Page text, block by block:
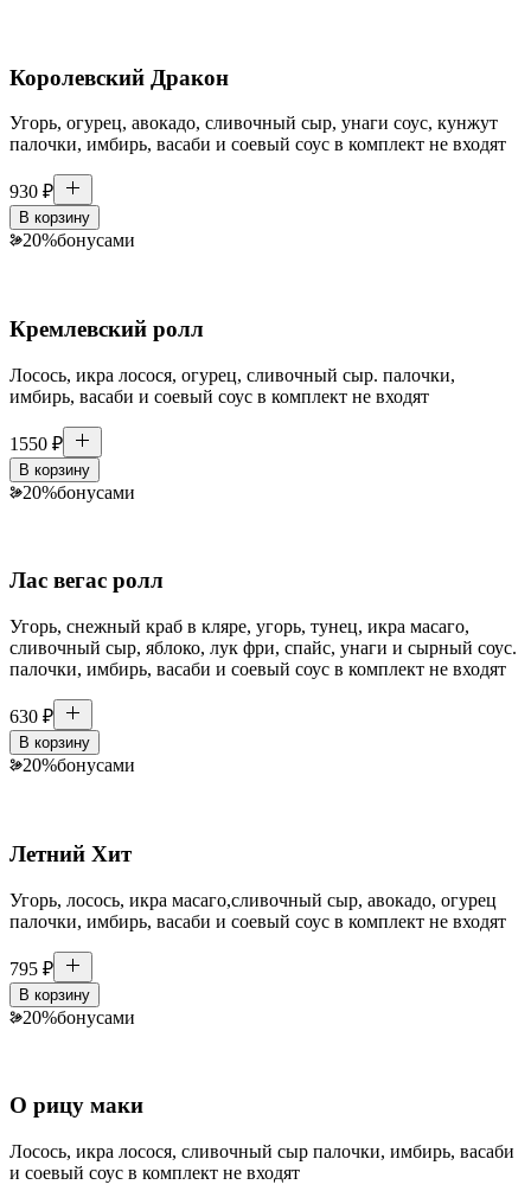
Королевский Дракон
Угорь, огурец, авокадо, сливочный сыр, унаги соус, кунжут
палочки, имбирь, васаби и соевый соус в комплект не входят
930 ₽
В корзину
20%бонусами
Кремлевский ролл
Лосось, икра лосося, огурец, сливочный сыр. палочки,
имбирь, васаби и соевый соус в комплект не входят
1550 ₽
В корзину
20%бонусами
Лас вегас ролл
Угорь, снежный краб в кляре, угорь, тунец, икра масаго,
сливочный сыр, яблоко, лук фри, спайс, унаги и сырный соус.
палочки, имбирь, васаби и соевый соус в комплект не входят
630 ₽
В корзину
20%бонусами
Летний Хит
Угорь, лосось, икра масаго,сливочный сыр, авокадо, огурец
палочки, имбирь, васаби и соевый соус в комплект не входят
795 ₽
В корзину
20%бонусами
О рицу маки
Лосось, икра лосося, сливочный сыр палочки, имбирь, васаби
и соевый соус в комплект не входят